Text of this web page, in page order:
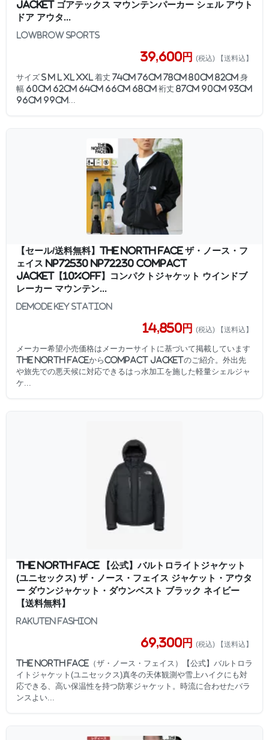
JACKET ゴアテックス マウンテンパーカー シェル アウト
ドア アウタ...
LOWBROW SPORTS
39,600円 (税込) 【送料込】
サイズ S M L XL XXL 着丈 74cm 76cm 78cm 80cm 82cm 身
幅 60cm 62cm 64cm 66cm 68cm 裄丈 87cm 90cm 93cm
96cm 99cm...
【セール/送料無料】THE NORTH FACE ザ・ノース・フ
ェイス NP72530 NP72230 COMPACT
JACKET【10%OFF】コンパクトジャケット ウインドブ
レーカー マウンテン...
DEMODE KEY STATION
14,850円 (税込) 【送料込】
メーカー希望小売価格はメーカーサイトに基づいて掲載しています
THE NORTH FACEからCOMPACT JACKETのご紹介。外出先
や旅先での悪天候に対応できるはっ水加工を施した軽量シェルジャ
ケ...
THE NORTH FACE 【公式】バルトロライトジャケット
(ユニセックス) ザ・ノース・フェイス ジャケット・アウタ
ー ダウンジャケット・ダウンベスト ブラック ネイビー
【送料無料】
Rakuten Fashion
69,300円 (税込) 【送料込】
THE NORTH FACE（ザ・ノース・フェイス）【公式】バルトロラ
イトジャケット(ユニセックス)真冬の天体観測や雪上ハイクにも対
応できる、高い保温性を持つ防寒ジャケット。時流に合わせたバラ
ンスよい...